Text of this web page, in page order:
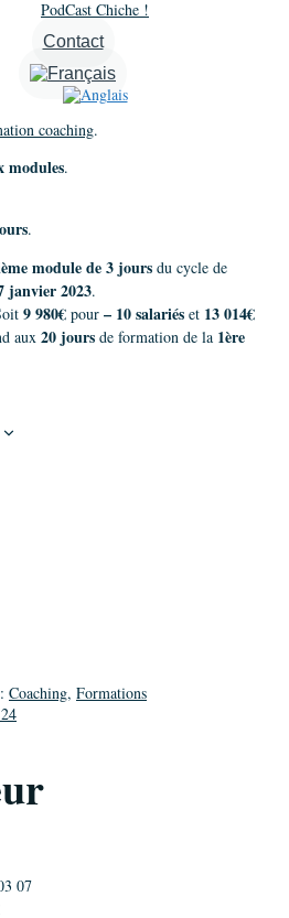
PodCast Chiche !
Contact
Automatique et Moi Conscient
coaching.
modules.
.
module de 3 jours du cycle de
janvier 2023.
9 980€ pour – 10 salariés et 13 014€
aux 20 jours de formation de la 1ère
Coaching, Formations
07